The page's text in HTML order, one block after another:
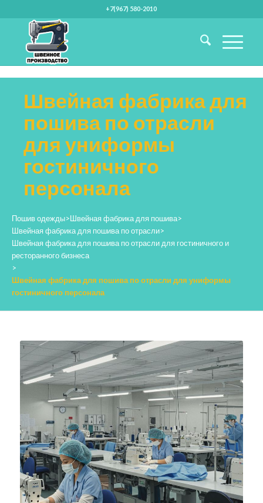
+7(967) 580-2010
Швейная фабрика для
пошива по отрасли
для униформы
гостиничного
персонала
Пошив одежды>Швейная фабрика для пошива>
Швейная фабрика для пошива по отрасли>
Швейная фабрика для пошива по отрасли для гостиничного и
ресторанного бизнеса
>
Швейная фабрика для пошива по отрасли для униформы
гостиничного персонала